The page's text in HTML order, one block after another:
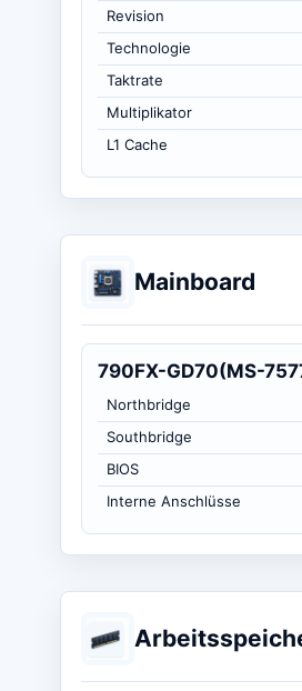
Revision
Technologie
Taktrate
Multiplikator
L1 Cache
Mainboard
790FX-GD70(MS-
Northbridge
Southbridge
BIOS
Interne Anschlüsse